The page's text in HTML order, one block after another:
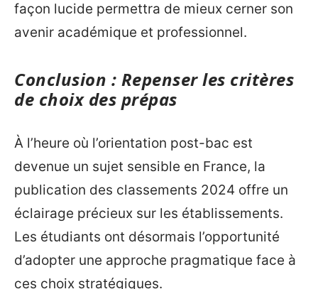
façon lucide permettra de mieux cerner son
avenir académique et professionnel.
Conclusion : Repenser les critères
de choix des prépas
À l’heure où l’orientation post-bac est
devenue un sujet sensible en France, la
publication des classements 2024 offre un
éclairage précieux sur les établissements.
Les étudiants ont désormais l’opportunité
d’adopter une approche pragmatique face à
ces choix stratégiques.